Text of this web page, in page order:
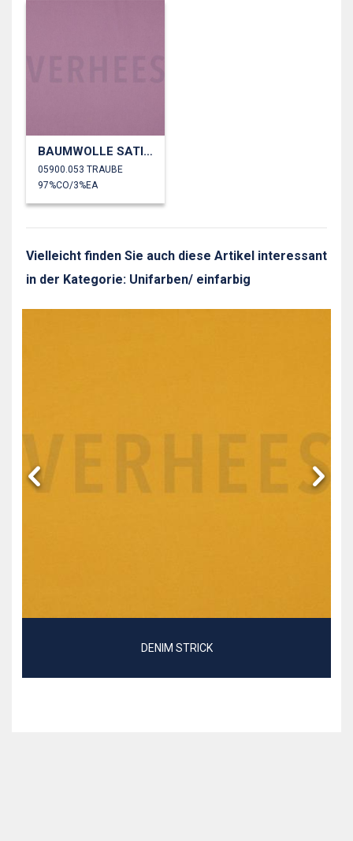
BAUMWOLLE SATIN STRETCH
05900.053 TRAUBE
97%CO/3%EA
Vielleicht finden Sie auch diese Artikel interessant
in der Kategorie: Unifarben/ einfarbig
DENIM STRICK